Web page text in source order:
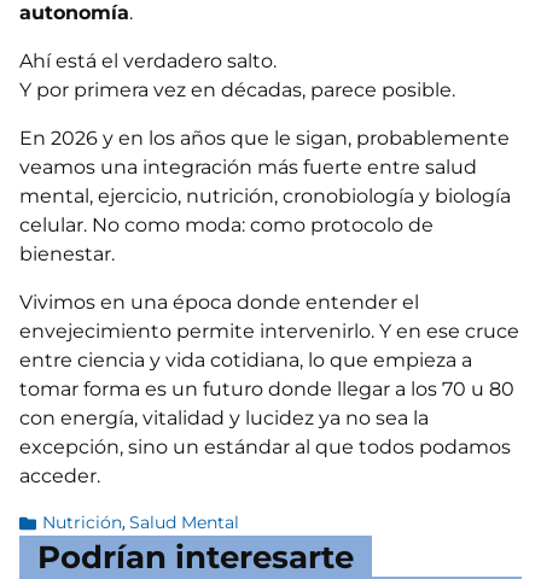
autonomía.
Ahí está el verdadero salto.
Y por primera vez en décadas, parece posible.
En 2026 y en los años que le sigan, probablemente
veamos una integración más fuerte entre salud
mental, ejercicio, nutrición, cronobiología y biología
celular. No como moda: como protocolo de
bienestar.
Vivimos en una época donde entender el
envejecimiento permite intervenirlo. Y en ese cruce
entre ciencia y vida cotidiana, lo que empieza a
tomar forma es un futuro donde llegar a los 70 u 80
con energía, vitalidad y lucidez ya no sea la
excepción, sino un estándar al que todos podamos
acceder.
Nutrición,Salud Mental
Podrían interesarte